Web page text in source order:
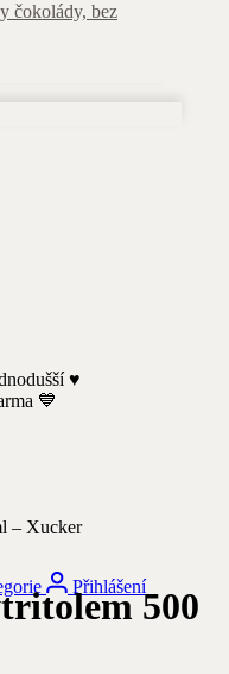
čokolády, bez
♥️
💙
Přihlášení
– Xucker
500